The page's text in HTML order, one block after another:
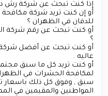
إذا كنت تبحث عن شركة رش
أو إن كنت تريد شركة
للدفان في الظهران ؟
أو كنت تبحث عن رقم شركة
؟
أو كنت تبحث عن أفضل شركة
عاليه .
أو كنت تريد كل ما سبق
لمكافحة الحشرات في
سبق , وفوق كل ذلك باسعار
المواطنين والمقيمين في